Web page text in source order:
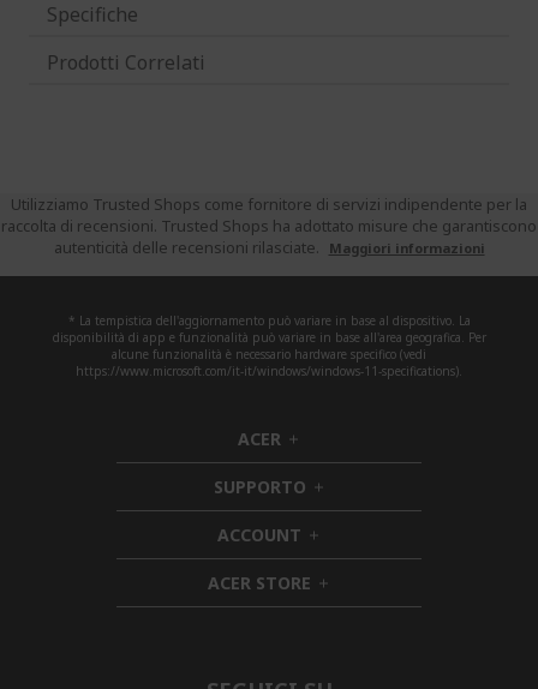
Specifiche
Prodotti Correlati
Utilizziamo Trusted Shops come fornitore di servizi indipendente per la
raccolta di recensioni. Trusted Shops ha adottato misure che garantiscono
autenticità delle recensioni rilasciate.
Maggiori informazioni
* La tempistica dell'aggiornamento può variare in base al dispositivo. La
disponibilità di app e funzionalità può variare in base all'area geografica. Per
alcune funzionalità è necessario hardware specifico (vedi
https://www.microsoft.com/it-it/windows/windows-11-specifications).
ACER h
i
d
d
e
n
SUPPORTO h
i
d
d
e
n
ACCOUNT h
i
d
d
ACER STORE h
i
e